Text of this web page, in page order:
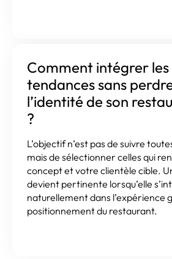
Comment intégrer les
tendances sans
l’identité de son
?
L’objectif n’est pas de suivre
mais de sélectionner celles qui
concept et votre clientèle cible.
devient pertinente lorsqu’elle
naturellement dans l’expérience
positionnement du restaurant.